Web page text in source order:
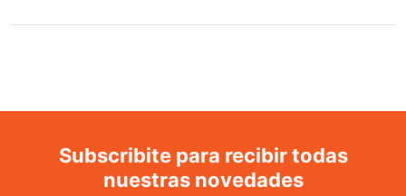
Subscribite para recibir todas
nuestras novedades